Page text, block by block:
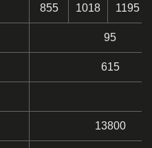
855 1018 1195
95
615
13800